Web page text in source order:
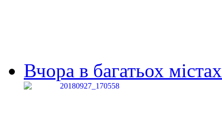
Вчора в багатьох